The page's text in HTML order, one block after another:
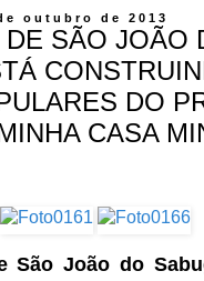
outubro de 2013
SÃO JOÃO
DO
CASA
São João do